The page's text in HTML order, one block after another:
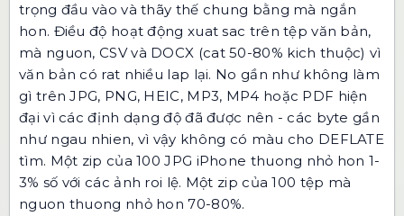
trọng đầu vào và thãy thế chung bằng mà ngắn
hon. Điều độ hoạt động xuat sac trên tệp văn bản,
mà nguon, CSV và DOCX (cat 50-80% kich thuộc) vì
văn bản có rat nhiều lap lại. No gần như không làm
gì trên JPG, PNG, HEIC, MP3, MP4 hoặc PDF hiện
đại vì các định dạng độ đã được nên - các byte gần
như ngau nhien, vì vậy không có màu cho DEFLATE
tìm. Một zip của 100 JPG iPhone thuong nhỏ hon 1-
3% số với các ảnh roi lệ. Một zip của 100 tệp mà
nguon thuong nhỏ hon 70-80%.